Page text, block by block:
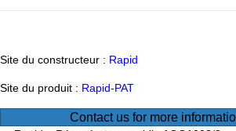
Site du constructeur : Rapid
Site du produit : Rapid-PAT
Contact us for more